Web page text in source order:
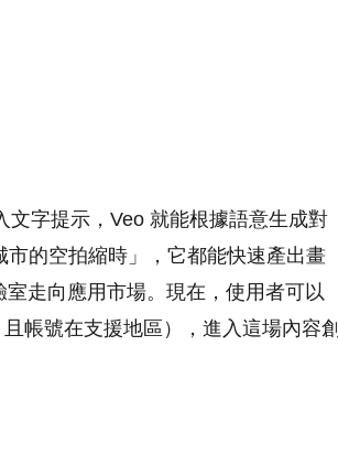
字提示，Veo 就能根據語意生成對
的空拍縮時」，它都能快速產出畫
走向應用市場。現在，使用者可以
帳號在支援地區），進入這場內容創